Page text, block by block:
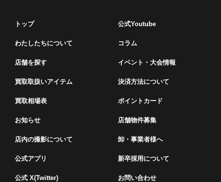
トップ
わたしたちについて
店舗を探す
買取取扱いアイテム
買取相場表
お知らせ
店内の撮影について
公式アプリ
公式 X(Twitter)
公式Youtube
コラム
イベント・⼤会情報
決済方法について
ポイントカード
店舗物件募集
卸・事業者様へ
新卒採用について
お問い合わせ